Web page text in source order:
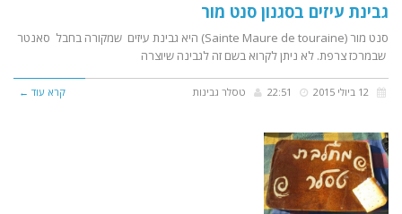
גבינת עיזים בסגנון סנט מור
סנט מור (Sainte Maure de touraine) היא גבינת עיזים שמקורה בחבל סאנטר
שבמרכז צרפת. לא ניתן לקרוא בשם זה לגבינה שיוצרה
טסלר גבינות קרא עוד ←